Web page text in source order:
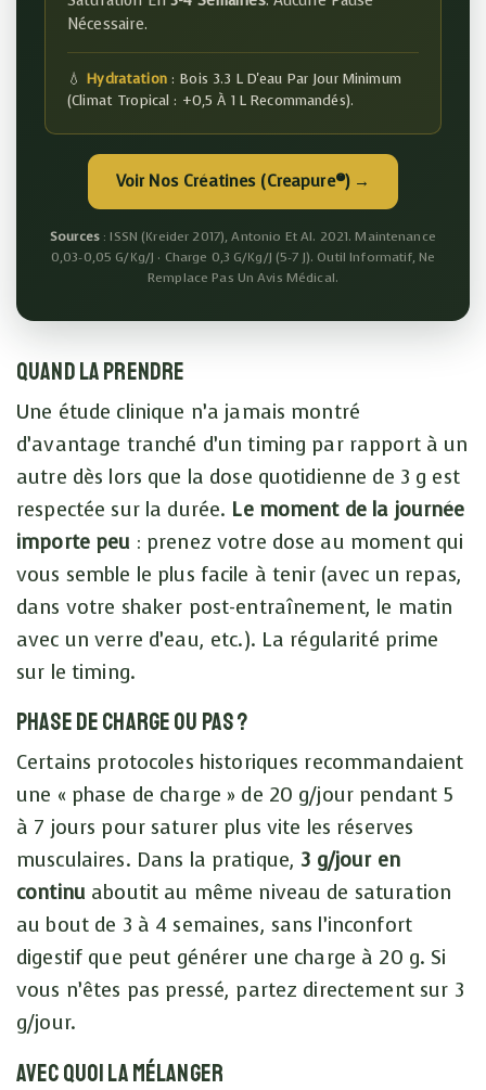
Nécessaire.
💧 Hydratation: Bois 3.3 LD'eau Par Jour Minimum
(climat Tropical : +0,5 À 1 L Recommandés).
Voir Nos Créatines (Creapure®) →
Sources : ISSN (Kreider 2017), Antonio Et Al. 2021. Maintenance
0,03-0,05 G/kg/j · Charge 0,3 G/kg/j (5-7 J). Outil Informatif, Ne
Remplace Pas Un Avis Médical.
Quand la prendre
Une étude clinique n’a jamais montré
d’avantage tranché d’un timing par rapport à un
autre dès lors que la dose quotidienne de 3 g est
respectée sur la durée. Le moment de la journée
importe peu : prenez votre dose au moment qui
vous semble le plus facile à tenir (avec un repas,
dans votre shaker post-entraînement, le matin
avec un verre d’eau, etc.). La régularité prime
sur le timing.
Phase de charge ou pas ?
Certains protocoles historiques recommandaient
une « phase de charge » de 20 g/jour pendant 5
à 7 jours pour saturer plus vite les réserves
musculaires. Dans la pratique,3 g/jour en
continu aboutit au même niveau de saturation
au bout de 3 à 4 semaines, sans l’inconfort
digestif que peut générer une charge à 20 g. Si
vous n’êtes pas pressé, partez directement sur 3
g/jour.
Avec quoi la mélanger